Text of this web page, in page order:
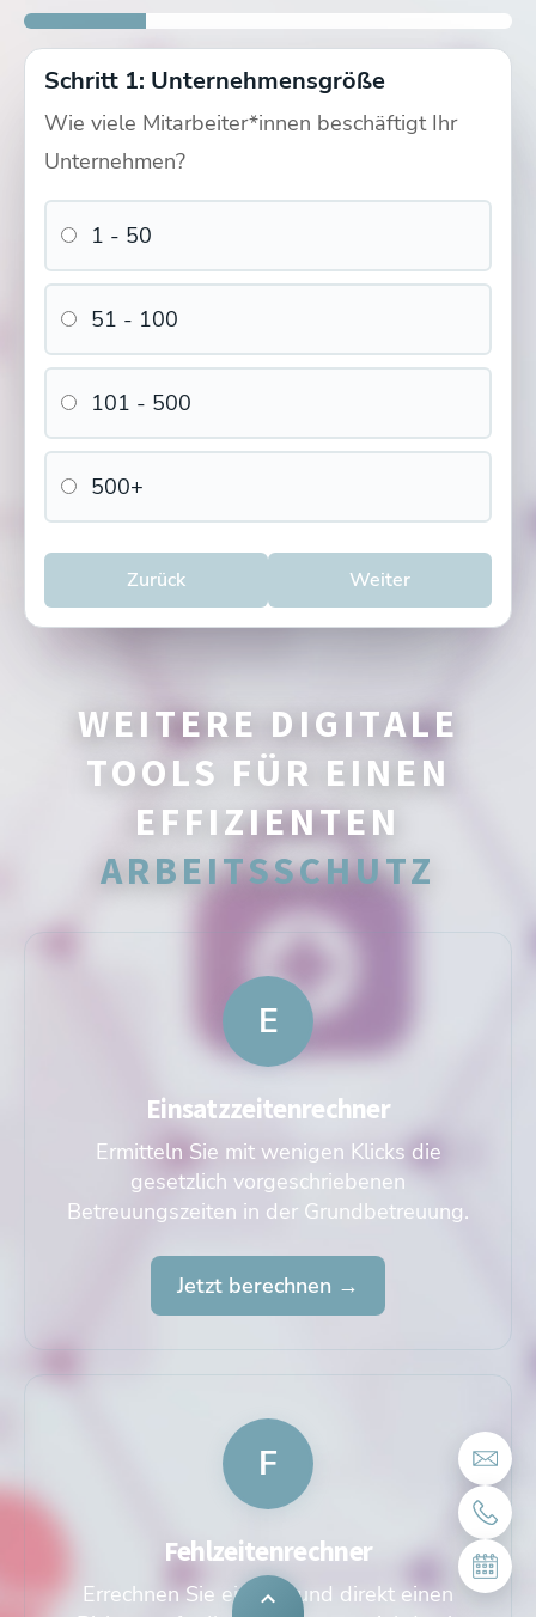
Schritt 1: Unternehmensgröße
Wie viele Mitarbeiter*innen beschäftigt Ihr
Unternehmen?
1 - 50
51 - 100
101 - 500
500+
Zurück Weiter
WEITERE DIGITALE
TOOLS FÜR EINEN
EFFIZIENTEN
ARBEITSSCHUTZ
E
Einsatzzeitenrechner
Ermitteln Sie mit wenigen Klicks die
gesetzlich vorgeschriebenen
Betreuungszeiten in der Grundbetreuung.
Jetzt berechnen →
F
Fehlzeitenrechner
Errechnen Sie einfach und direkt einen